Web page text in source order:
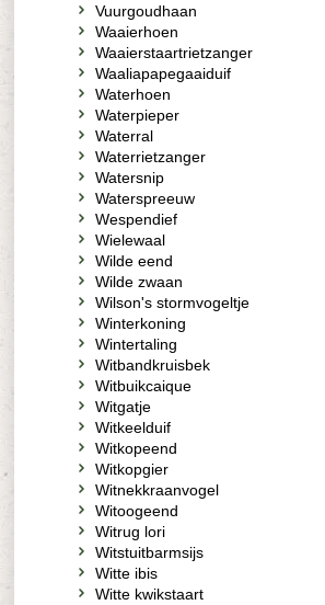
Vuurgoudhaan
Waaierhoen
Waaierstaartrietzanger
Waaliapapegaaiduif
Waterhoen
Waterpieper
Waterral
Waterrietzanger
Watersnip
Waterspreeuw
Wespendief
Wielewaal
Wilde eend
Wilde zwaan
Wilson's stormvogeltje
Winterkoning
Wintertaling
Witbandkruisbek
Witbuikcaique
Witgatje
Witkeelduif
Witkopeend
Witkopgier
Witnekkraanvogel
Witoogeend
Witrug lori
Witstuitbarmsijs
Witte ibis
Witte kwikstaart